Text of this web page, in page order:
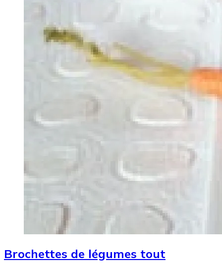
Brochettes de légumes tout